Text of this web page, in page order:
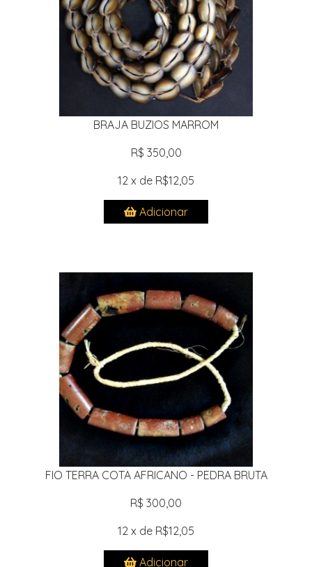
BRAJA BUZIOS MARROM
R$ 350,00
12 x de R$12,05
Adicionar
FIO TERRA COTA AFRICANO - PEDRA BRUTA
R$ 300,00
12 x de R$12,05
Adicionar